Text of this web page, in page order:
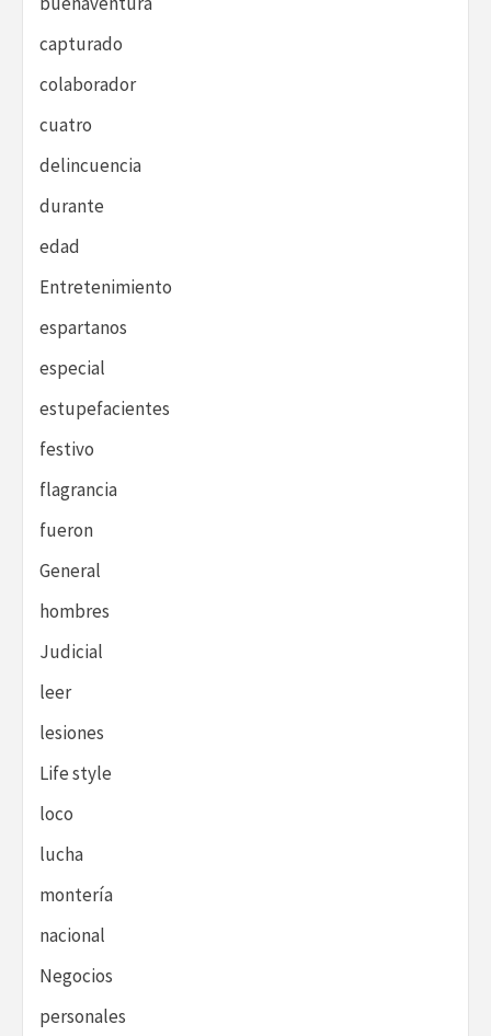
capturado
colaborador
cuatro
delincuencia
durante
edad
Entretenimiento
espartanos
especial
estupefacientes
festivo
flagrancia
fueron
General
hombres
Judicial
leer
lesiones
Life style
loco
lucha
montería
nacional
Negocios
personales